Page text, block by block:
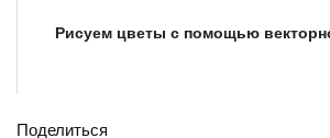
Рисуем цветы с помощью
Поделиться